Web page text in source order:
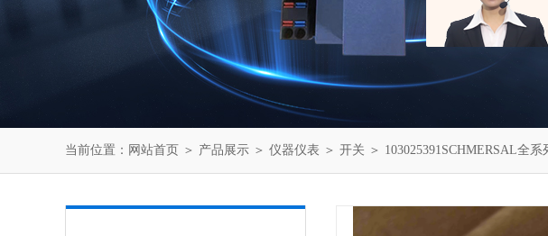
当前位置： 网站首页 ＞ 产品展示 ＞ 仪器仪表 ＞ 开关 ＞ 103025391SCHMERSAL全